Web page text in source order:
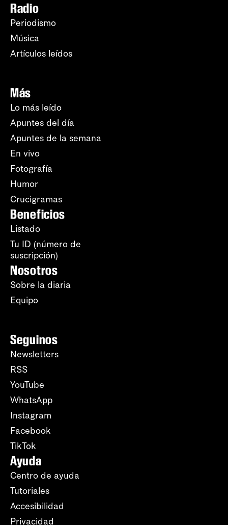
Radio
Periodismo
Música
Artículos leídos
Más
Lo más leído
Apuntes del día
Apuntes de la semana
En vivo
Fotografía
Humor
Crucigramas
Beneficios
Listado
Tu ID (número de
suscripción)
Nosotros
Sobre la diaria
Equipo
Seguinos
Newsletters
RSS
YouTube
WhatsApp
Instagram
Facebook
TikTok
Ayuda
Centro de ayuda
Tutoriales
Accesibilidad
Privacidad